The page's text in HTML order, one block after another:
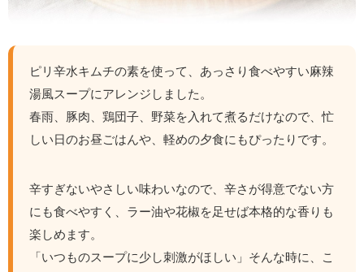
ピリ辛水キムチの素を使って、あっさり食べやすい麻辣
湯風スープにアレンジしました。
春雨、豚肉、鶏団子、野菜を入れて煮るだけなので、忙
しい日のお昼ごはんや、軽めの夕食にもぴったりです。
辛すぎないやさしい味わいなので、辛さが得意でない方
にも食べやすく、ラー油や花椒を足せば本格的な香りも
楽しめます。
「いつものスープに少し刺激がほしい」そんな時に、こ